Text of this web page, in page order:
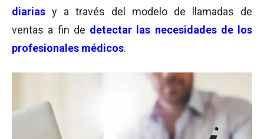
diarias y a través del modelo de llamadas de
ventas a fin de detectar las necesidades de los
profesionales médicos.